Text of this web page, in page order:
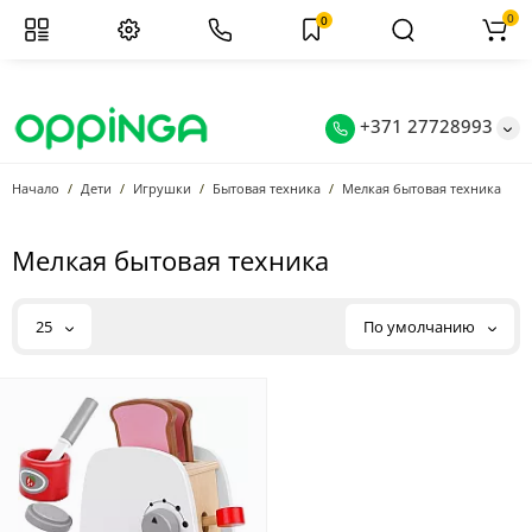
+371 27728993
0 0
Начало Дети Игрушки Бытовая техника Мелкая бытовая техника
Мелкая бытовая техника
25 По умолчанию